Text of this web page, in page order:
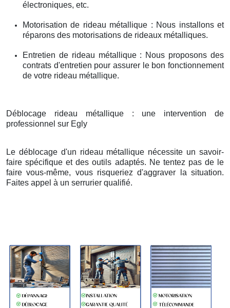
électroniques, etc.
Motorisation de rideau métallique : Nous installons et
réparons des motorisations de rideaux métalliques.
Entretien de rideau métallique : Nous proposons des
contrats d'entretien pour assurer le bon fonctionnement
de votre rideau métallique.
Déblocage rideau métallique : une intervention de
professionnel sur Egly
Le déblocage d'un rideau métallique nécessite un savoir-
faire spécifique et des outils adaptés. Ne tentez pas de le
faire vous-même, vous risqueriez d'aggraver la situation.
Faites appel à un serrurier qualifié.